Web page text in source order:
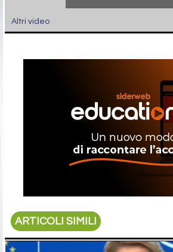
Altri video
ARTICOLI SIMILI